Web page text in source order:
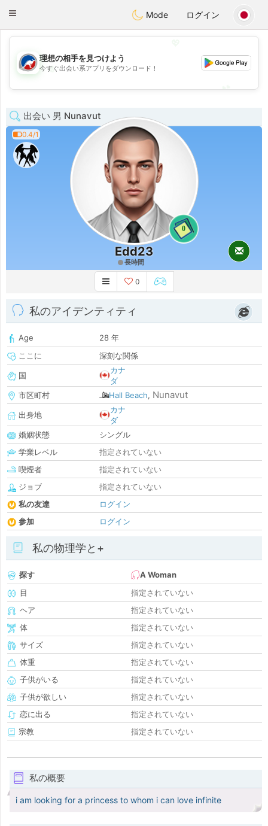
AustraliaChat
Toggle
Mode ログイン
💖
理想の相手を見つけよう
今すぐ出会い系アプリをダウンロード！
出会い 男 Nunavut
0.4/1
0
Edd23
長時間
0
私のアイデンティティ
Age
28 年
ここに
深刻な関係
国
カナ
ダ
市区町村
Hall Beach, Nunavut
出身地
カナ
ダ
婚姻状態
シングル
学業レベル
指定されていない
喫煙者
指定されていない
ジョブ
指定されていない
私の友達
ログイン
参加
ログイン
私の物理学と+
探す
A Woman
目
指定されていない
ヘア
指定されていない
体
指定されていない
サイズ
指定されていない
体重
指定されていない
子供がいる
指定されていない
子供が欲しい
指定されていない
恋に出る
指定されていない
宗教
指定されていない
私の概要
i am looking for a princess to whom i can love infinite